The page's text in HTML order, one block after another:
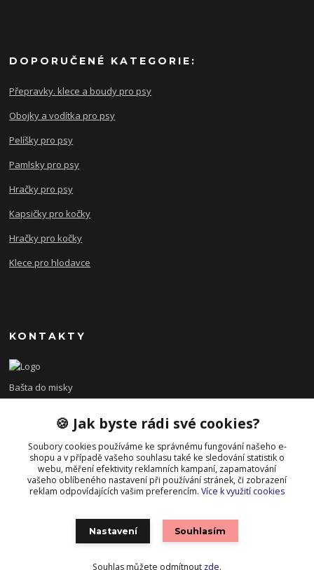
DOPORUČENÉ KATEGORIE:
Přepravky. klece a boudy pro psy
Obojky a vodítka pro psy
Pelíšky pro psy
Pamlsky pro psy
Hračky pro psy
Kapsičky pro kočky
Hračky pro kočky
Klece pro hlodavce
KONTAKTY
Bašta do misky
+420 608 479 610
po - pá 8:00 - 15:00
info@bastadomisky.cz
🍪 Jak byste rádi své cookies?
Soubory cookies používáme ke správnému fungování našeho e-
shopu a v případě vašeho souhlasu také ke sledování statistik o
webu, měření efektivity reklamních kampaní, zapamatování
vašeho oblíbeného nastavení při používání stránek, či zobrazení
reklam odpovídajících vašim preferencím. Více k využití cookies
Nastavení Souhlasím
Souhlas můžete odmítnout zde.